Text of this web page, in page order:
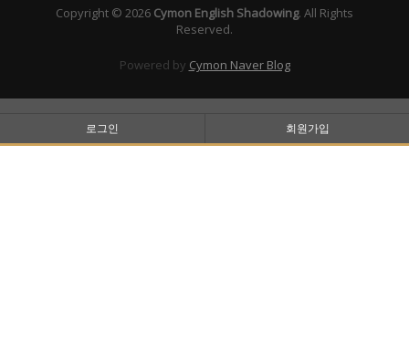
Copyright © 2026 Cymon English Shadowing. All Rights
Reserved.
Powered by Cymon Naver Blog
로그인 회원가입